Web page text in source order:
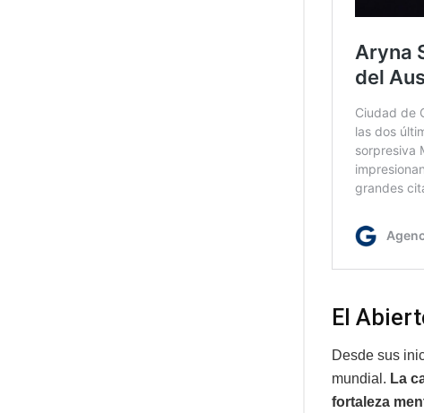
El
Desde sus
mundial. La
fortaleza